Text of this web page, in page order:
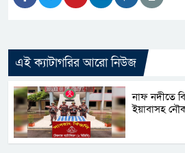
এই ক্যাটাগরির আরো নিউজ
নাফ নদীতে
ইয়াবাসহ